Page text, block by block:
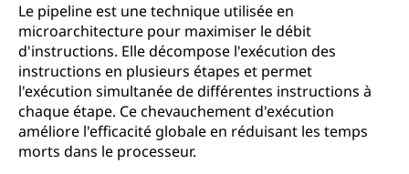
Le pipeline est une technique utilisée en
microarchitecture pour maximiser le débit
d'instructions. Elle décompose l'exécution des
instructions en plusieurs étapes et permet
l'exécution simultanée de différentes instructions à
chaque étape. Ce chevauchement d'exécution
améliore l'efficacité globale en réduisant les temps
morts dans le processeur.